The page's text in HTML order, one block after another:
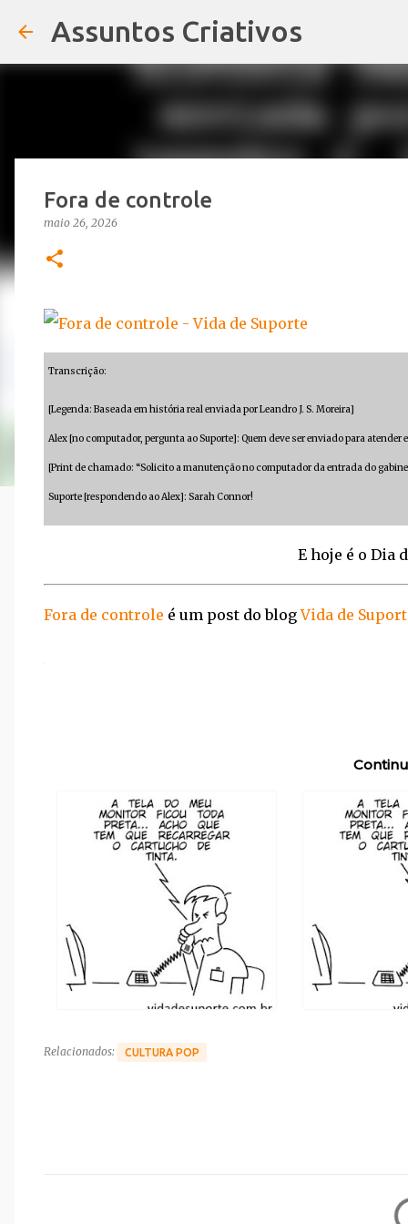
Assuntos Criativos
Fora de controle
maio 26, 2026
Transcrição:
[Legenda: Baseada em história real enviada por Leandro J. S. Moreira]
Alex [no computador, pergunta ao Suporte]: Quem deve ser enviado para atender
[Print de chamado: “Solicito a manutenção no computador da entrada do
Suporte [respondendo ao Alex]: Sarah Connor!
E hoje é o Dia
Fora de controle é um post do blogVida de
Relacionados: CULTURA POP